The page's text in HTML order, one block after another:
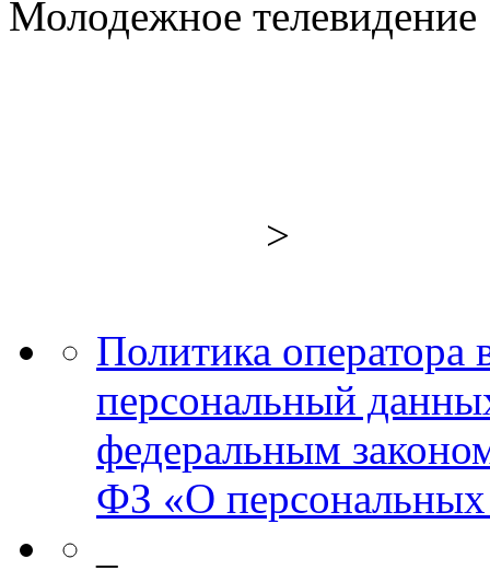
Молодежное телевидение
>
Политика оператора
персональный
федеральным
ФЗ «О